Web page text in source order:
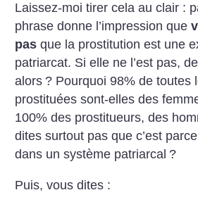
Laissez-moi tirer cela au clair :
phrase donne l’impression que
pas que la prostitution est une
patriarcat. Si elle ne l’est pas, de
alors ? Pourquoi 98% de toutes
prostituées sont-elles des
100% des prostitueurs, des
dites surtout pas que c’est
dans un système patriarcal ?
Puis, vous dites :